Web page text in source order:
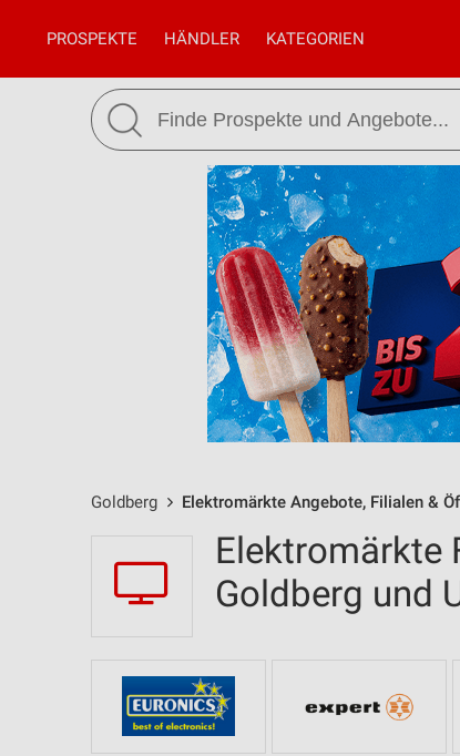
PROSPEKTE HÄNDLER KATEGORIEN
Goldberg Elektromärkte Angebote, Filialen &
Elektromärkte
Goldberg und